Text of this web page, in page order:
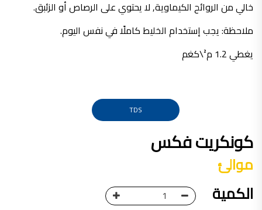
صناعة دهانات القدس محلات مواد بناء مشروع محل مواد بناء في الاردن
معجونة, معجونة دهان, بديل معجون الحوائط, معجون جدران,
معجون الجدران الجاهز, معجون الحوائط الاسمنتي, طريقة سحب المعجون على السقف,
انواع الدهانات المائية, انواع الدهانات المنزلية
و اقساط من المالك, شقق للبيع رخيصة, شقق للبيع في عمان - عبدون, شقق للبيع بسبب السفر
شقق للايجار, شقق للايجار في المقابلين, شقق للايجار في عمان, ,
خالي من الروائح الكيماوية, لا يحتوي على الرصاص أو الزئبق.
ملاحظة: يجب إستخدام الخليط كاملًا في نفس اليوم.
يغطي 1.2 م²\كغم
TDS
كونكريت فكس
موالئ
الكمية